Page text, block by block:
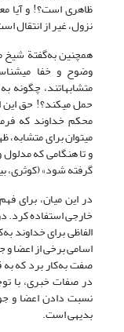
ظاهری است؟! و آیا
نزول، غیر از انتقال
همچنین به‌گفتة شیخ
وضوح و خفا
متشابهاتند، چگونه
حمل می‏کند؟! حق این
محکم خداوند که
می‏توان برای متشابه،
و تا هنگامی که
گرفته شود» (کوثری، بی‏تا:
در این میان، برای
خارجی استفاده کرد.
الفاظی برای خداوند
اسامی برخی از اعضا و
صفت به‌کار برد که به
در صفات خبری، با
نسبت دادن اعضا و
بدیهی است.